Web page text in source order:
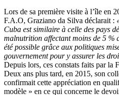
Lors de sa première visite à l’île en
F.A.O, Graziano da Silva déclarait :
Cuba est similaire à celle des pays
malnutrition affectant moins de 5 %
été possible grâce aux politiques
gouvernement pour y assurer les
Depuis lors, ces constats faits par la
Deux ans plus tard, en 2015, son
confirmait cette appréciation en
modèle » en ce qui concerne le